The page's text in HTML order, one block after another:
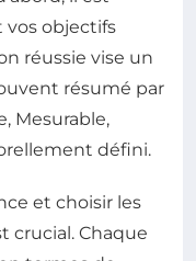
vos objectifs
réussie vise un
résumé par
Mesurable,
défini.
et choisir les
crucial. Chaque